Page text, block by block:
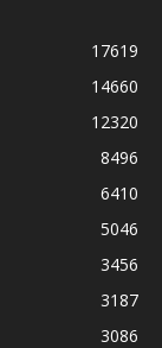
17619
14660
12320
8496
6410
5046
3456
3187
3086